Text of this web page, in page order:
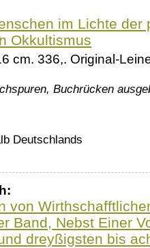
im Lichte der
Okkultismus
cm. 336,. Original-
Buchrücken
Deutschlands
von
Band, Nebst Einer
dreyßigsten bis